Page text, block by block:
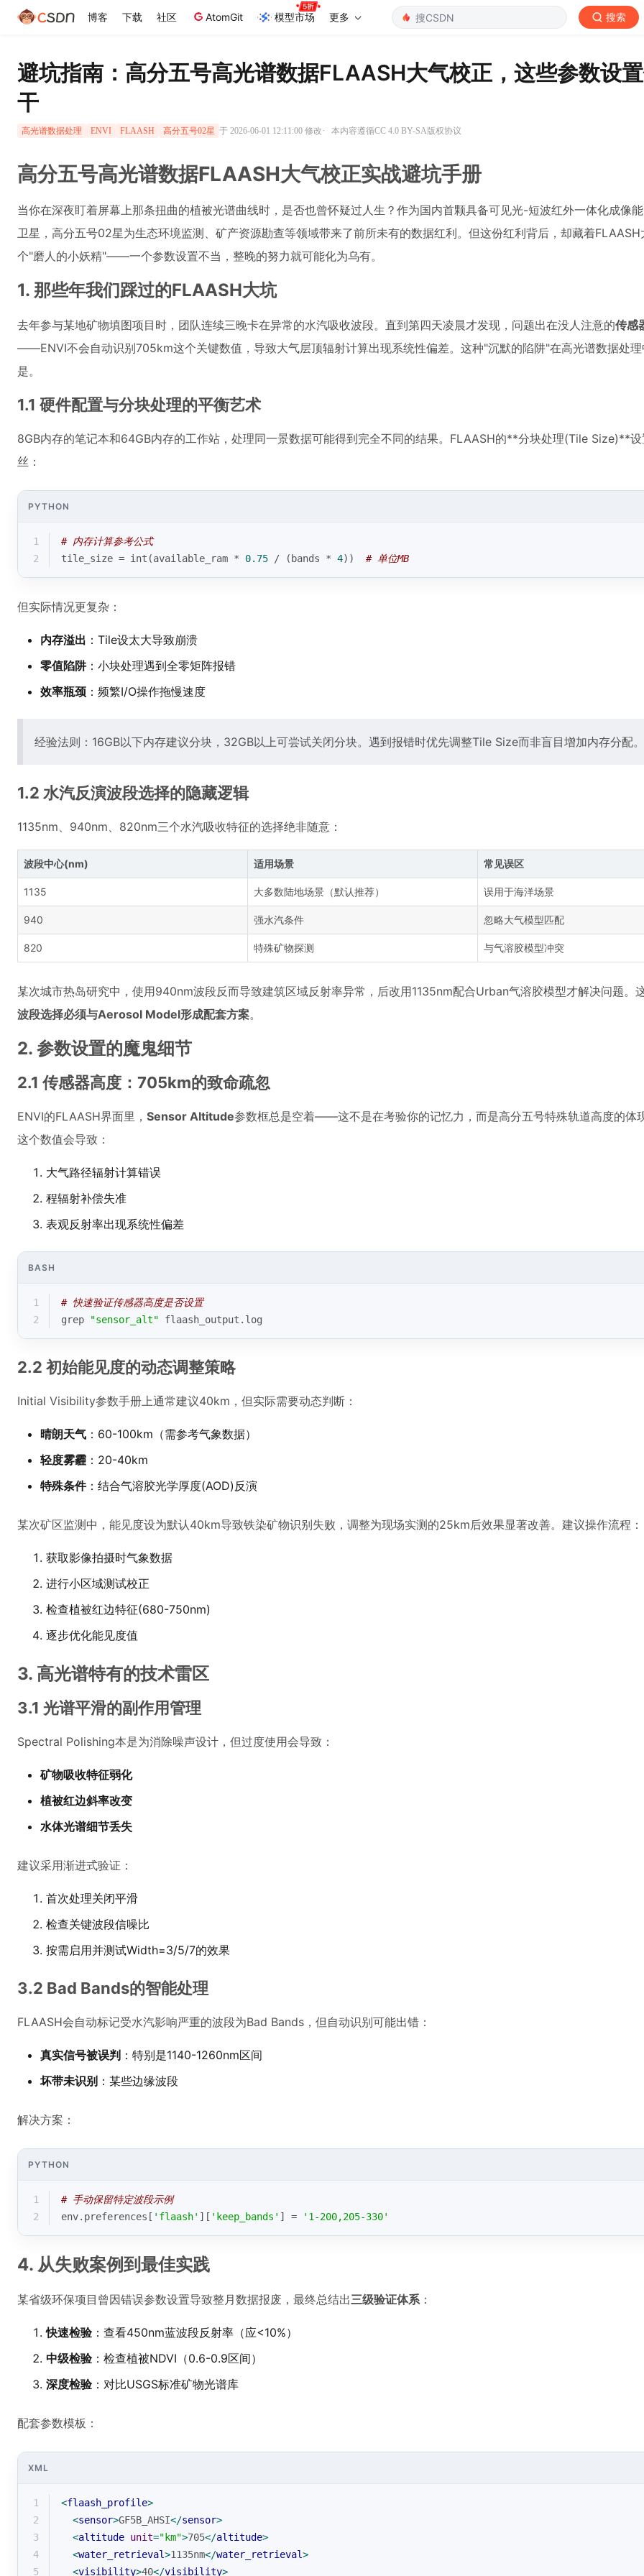
博客 下载 社区 AtomGit 模型市场 更多 搜索
避坑指南：高分五号高光谱数据FLAASH大气校正，这些参数设
干
高光谱数据处理 ENVI FLAASH 高分五号02星 于 2026-06-01 12:11:00 修改· 本内容遵循CC 4.0 BY-SA版权协议
高分五号高光谱数据FLAASH大气校正实战避坑手册
当你在深夜盯着屏幕上那条扭曲的植被光谱曲线时，是否也曾怀疑过人生？作为国内首颗具备可见光-短波红外一体化成像
卫星，高分五号02星为生态环境监测、矿产资源勘查等领域带来了前所未有的数据红利。但这份红利背后，却藏着FLAASH
个"磨人的小妖精"——一个参数设置不当，整晚的努力就可能化为乌有。
1. 那些年我们踩过的FLAASH大坑
去年参与某地矿物填图项目时，团队连续三晚卡在异常的水汽吸收波段。直到第四天凌晨才发现，问题出在没人注意的传感
——ENVI不会自动识别705km这个关键数值，导致大气层顶辐射计算出现系统性偏差。这种"沉默的陷阱"在高光谱数据处
是。
1.1 硬件配置与分块处理的平衡艺术
8GB内存的笔记本和64GB内存的工作站，处理同一景数据可能得到完全不同的结果。FLAASH的**分块处理(Tile Size)**
丝：
PYTHON
1
# 内存计算参考公式
2
tile_size = int (available_ram * 0.75 / (bands * 4)) # 单位MB
但实际情况更复杂：
内存溢出 ：Tile设太大导致崩溃
零值陷阱：小块处理遇到全零矩阵报错
效率瓶颈 ：频繁I/O操作拖慢速度
经验法则：16GB以下内存建议分块，32GB以上可尝试关闭分块。遇到报错时优先调整Tile Size而非盲目增加内存分配。
1.2 水汽反演波段选择的隐藏逻辑
1135nm、940nm、820nm三个水汽吸收特征的选择绝非随意：
波段中心(nm) 适用场景 常见误区
1135 大多数陆地场景（默认推荐） 误用于海洋场景
940 强水汽条件 忽略大气模型匹配
820 特殊矿物探测 与气溶胶模型冲突
某次城市热岛研究中，使用940nm波段反而导致建筑区域反射率异常，后改用1135nm配合Urban气溶胶模型才解决问题。
波段选择必须与Aerosol Model形成配套方案。
2. 参数设置的魔鬼细节
2.1 传感器高度：705km的致命疏忽
ENVI的FLAASH界面里， Sensor Altitude参数框总是空着——这不是在考验你的记忆力，而是高分五号特殊轨道高度的体
这个数值会导致：
大气路径辐射计算错误
程辐射补偿失准
表观反射率出现系统性偏差
BASH
1
# 快速验证传感器高度是否设置
2
grep "sensor_alt" flaash_output.log
2.2 初始能见度的动态调整策略
Initial Visibility参数手册上通常建议40km，但实际需要动态判断：
晴朗天气 ：60-100km（需参考气象数据）
轻度雾霾 ：20-40km
特殊条件：结合气溶胶光学厚度(AOD)反演
某次矿区监测中，能见度设为默认40km导致铁染矿物识别失败，调整为现场实测的25km后效果显著改善。建议操作流程：
获取影像拍摄时气象数据
进行小区域测试校正
检查植被红边特征(680-750nm)
逐步优化能见度值
3. 高光谱特有的技术雷区
3.1 光谱平滑的副作用管理
Spectral Polishing本是为消除噪声设计，但过度使用会导致：
矿物吸收特征弱化
植被红边斜率改变
水体光谱细节丢失
建议采用渐进式验证：
首次处理关闭平滑
检查关键波段信噪比
按需启用并测试Width=3/5/7的效果
3.2 Bad Bands的智能处理
FLAASH会自动标记受水汽影响严重的波段为Bad Bands，但自动识别可能出错：
真实信号被误判 ：特别是1140-1260nm区间
坏带未识别 ：某些边缘波段
解决方案：
PYTHON
1
# 手动保留特定波段示例
2
env.preferences[ 'flaash' ][ 'keep_bands' ] = '1-200,205-330'
4. 从失败案例到最佳实践
某省级环保项目曾因错误参数设置导致整月数据报废，最终总结出三级验证体系：
快速检验：查看450nm蓝波段反射率（应<10%）
中级检验：检查植被NDVI（0.6-0.9区间）
深度检验：对比USGS标准矿物光谱库
配套参数模板：
XML
1 <flaash_profile>
2
<sensor>GF5B_AHSI</sensor>
3
<altitude unit="km">705</altitude>
4
<water_retrieval>1135nm</water_retrieval>
5
<visibility>40</visibility>